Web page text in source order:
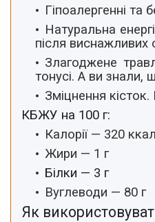
Гіпоалергенні та
Натуральна
після виснажливих
Злагоджене
тонусі. А ви знали,
Зміцнення кісток.
КБЖУ на 100 г:
Калорії — 320 ккал
Жири — 1 г
Білки — 3 г
Вуглеводи — 80 г
Як